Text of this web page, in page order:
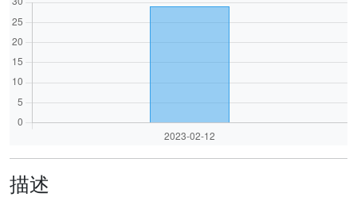
描述